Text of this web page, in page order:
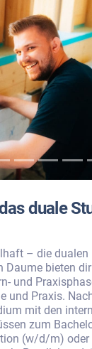
duale
– die dualen
Daume bieten
und
und Praxis.
mit den
zum
(w/d/m) oder